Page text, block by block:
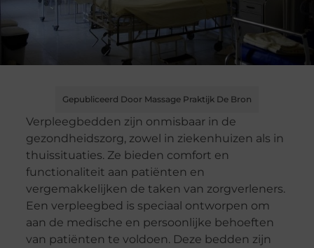
Gepubliceerd Door Massage Praktijk De Bron
Verpleegbedden zijn onmisbaar in de
gezondheidszorg, zowel in ziekenhuizen als in
thuissituaties. Ze bieden comfort en
functionaliteit aan patiënten en
vergemakkelijken de taken van zorgverleners.
Een verpleegbed is speciaal ontworpen om
aan de medische en persoonlijke behoeften
van patiënten te voldoen. Deze bedden zijn